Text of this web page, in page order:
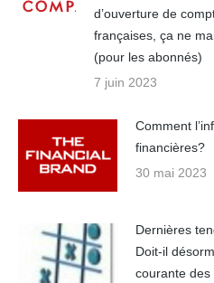
d’ouverture de
françaises, ça ne
(pour les abonnés)
7 juin 2023
Comment
financières?
30 mai 2023
Dernières
Doit-il
courante des